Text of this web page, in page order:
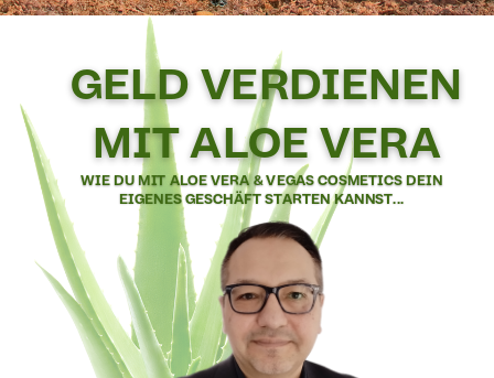
GELD VERDIENEN
MIT ALOE VERA
WIE DU MIT ALOE VERA & VEGAS COSMETICS DEIN
EIGENES GESCHÄFT STARTEN KANNST...